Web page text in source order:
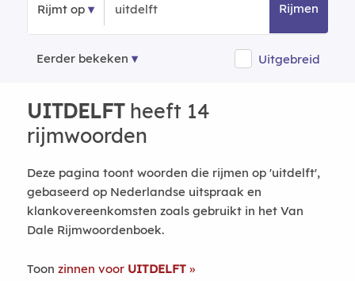
Rijmt op Rijmen
Eerder bekeken Uitgebreid
UITDELFTheeft 14
rijmwoorden
Deze pagina toont woorden die rijmen op 'uitdelft',
gebaseerd op Nederlandse uitspraak en
klankovereenkomsten zoals gebruikt in het Van
Dale Rijmwoordenboek.
Toon zinnen voor UITDELFT